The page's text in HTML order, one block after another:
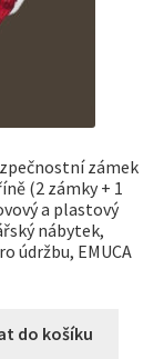
zámek
(2 zámky + 1
a plastový
nábytek,
údržbu, EMUCA
do košíku